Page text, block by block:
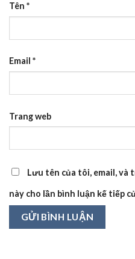
Tên *
Email *
Trang web
Lưu tên của tôi, email,
này cho lần bình luận kế tiếp